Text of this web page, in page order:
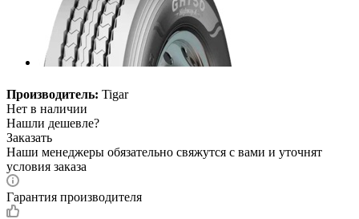
Производитель: Tigar
Нет в наличии
Нашли дешевле?
Заказать
Наши менеджеры обязательно свяжутся с вами и уточнят
условия заказа
Гарантия производителя